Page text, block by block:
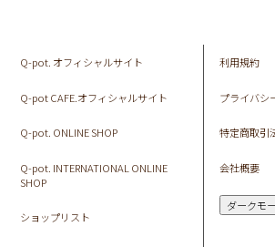
Q-pot. オフィシャルサイト
Q-pot CAFE.オフィシャルサイト
Q-pot. ONLINE SHOP
Q-pot. INTERNATIONAL ONLINE
SHOP
ショップリスト
利用規約
プライバシ
特定商取引
会社概要
ダークモ